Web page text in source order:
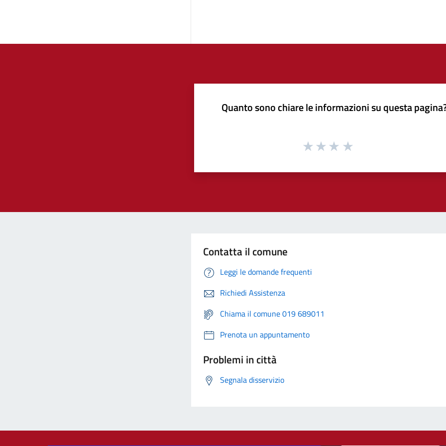
Quanto sono chiare le informazioni su questa
Contatta il comune
Leggi le domande frequenti
Richiedi Assistenza
Chiama il comune 019 689011
Prenota un appuntamento
Problemi in città
Segnala disservizio